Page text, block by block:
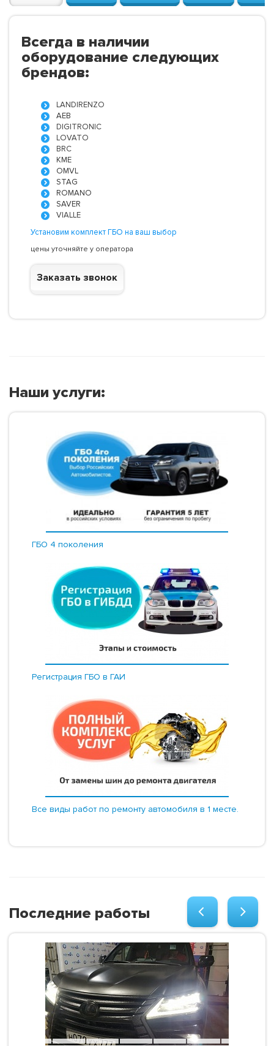
Всегда в наличии
оборудование следующих
брендов:
LANDIRENZO
AEB
DIGITRONIC
LOVATO
BRC
KME
OMVL
STAG
ROMANO
SAVER
VIALLE
Установим комплект ГБО на ваш выбор
цены уточняйте у оператора
Заказать звонок
Наши услуги:
ГБО 4 поколения
Регистрация ГБО в ГАИ
Все виды работ по ремонту автомобиля в 1 месте.
Последние работы